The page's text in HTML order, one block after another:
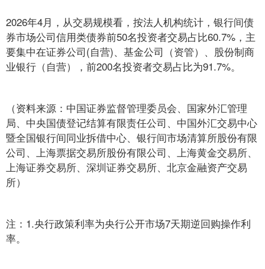
2026年4月，从交易规模看，按法人机构统计，银行间债
券市场公司信用类债券前50名投资者交易占比60.7%，主
要集中在证券公司(自营)、基金公司（资管）、股份制商
业银行（自营），前200名投资者交易占比为91.7%。
（资料来源：中国证券监督管理委员会、国家外汇管理
局、中央国债登记结算有限责任公司、中国外汇交易中心
暨全国银行间同业拆借中心、银行间市场清算所股份有限
公司、上海票据交易所股份有限公司、上海黄金交易所、
上海证券交易所、深圳证券交易所、北京金融资产交易
所）
注：1.央行政策利率为央行公开市场7天期逆回购操作利
率。